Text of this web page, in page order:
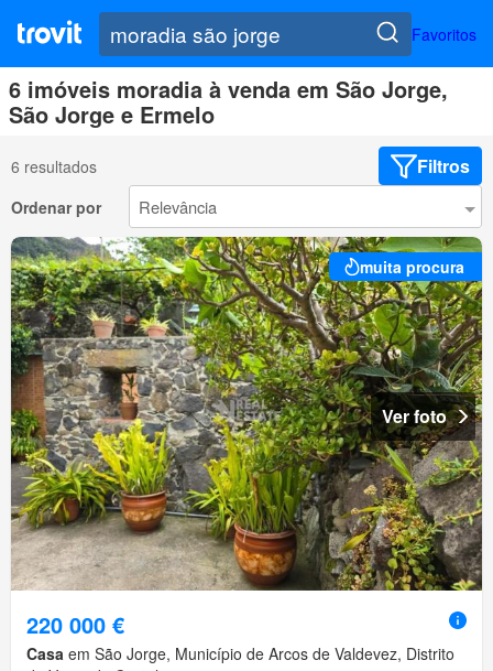
Favoritos
6 imóveis moradia à venda em São Jorge,
São Jorge e Ermelo
6 resultados Filtros
Ordenar por
muita procura
Ver foto
220 000 €
Casa em São Jorge, Município de Arcos de Valdevez, Distrito